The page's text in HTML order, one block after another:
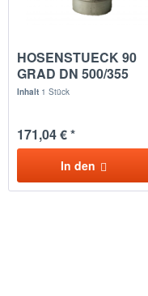
HOSENSTUECK 90
GRAD DN 500/355
Inhalt 1 Stück
171,04 € *
In den